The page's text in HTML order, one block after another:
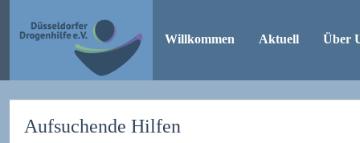
Willkommen Aktuell Über
Aufsuchende Hilfen